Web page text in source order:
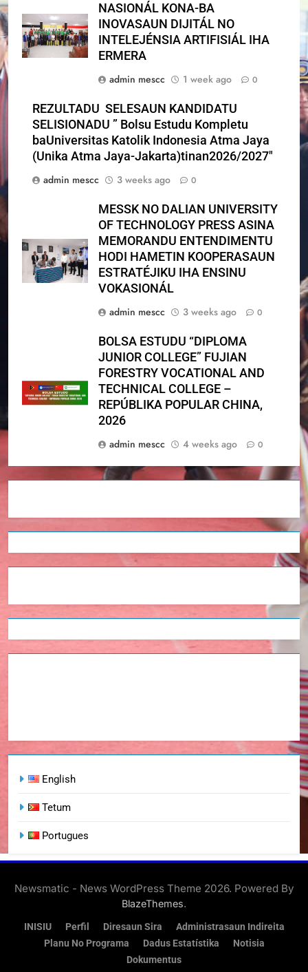
NASIONÁL KONA-BA
INOVASAUN DIJITÁL NO
INTELEJÉNSIA ARTIFISIÁL IHA
ERMERA
admin mescc
1 week ago 0
REZULTADU SELESAUN KANDIDATU
SELISIONADU ” Bolsu Estudu Kompletu
baUniversitas Katolik Indonesia Atma Jaya
(Unika Atma Jaya-Jakarta)tinan2026/2027″
admin mescc
3 weeks ago 0
MESSK NO DALIAN UNIVERSITY
OF TECHNOLOGY PRESS ASINA
MEMORANDU ENTENDIMENTU
HODI HAMETIN KOOPERASAUN
ESTRATÉJIKU IHA ENSINU
VOKASIONÁL
admin mescc
3 weeks ago 0
BOLSA ESTUDU “DIPLOMA
JUNIOR COLLEGE” FUJIAN
FORESTRY VOCATIONAL AND
TECHNICAL COLLEGE –
REPÚBLIKA POPULAR CHINA,
2026
admin mescc
4 weeks ago 0
English
Tetum
Portugues
Newsmatic - News WordPress Theme 2026. Powered By
BlazeThemes.
INISIU Perfil Diresaun Sira
Administrasaun Indireita
Planu No Programa
Dadus Estatístika
Notisia
Dokumentus